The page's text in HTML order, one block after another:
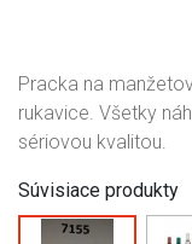
Pracka na
rukavice. Všetky
sériovou kvalitou.
Súvisiace produkty